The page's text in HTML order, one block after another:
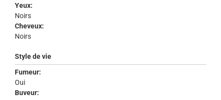
Yeux:
Noirs
Cheveux:
Noirs
Style de vie
Fumeur:
Oui
Buveur: